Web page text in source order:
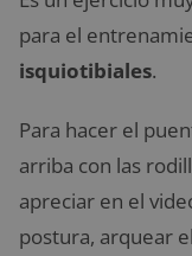
para el
isquiotibiales.
Para hacer el
arriba con las
apreciar en el
postura, arquear